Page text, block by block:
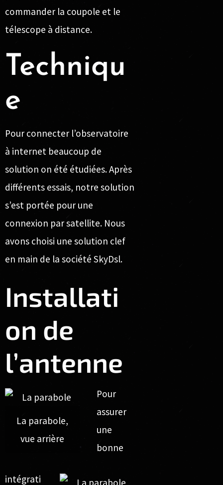
commander la coupole et le
télescope à distance.
Techniqu
e
Pour connecter l’observatoire
à internet beaucoup de
solution on été étudiées. Après
différents essais, notre solution
s’est portée pour une
connexion par satellite. Nous
avons choisi une solution clef
en main de la société SkyDsl.
Installati
on de
l’antenne
La parabole,
vue arrière
Pour
assurer
une
bonne
intégrati